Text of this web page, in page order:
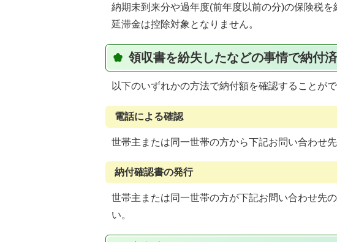
納期未到来分や過年度(前年度以前の分)の保険税を
延滞金は控除対象となりません。
領収書を紛失したなどの事情で納付
以下のいずれかの方法で納付額を確認することがで
電話による確認
世帯主または同一世帯の方から下記お問い合わせ
納付確認書の発行
世帯主または同一世帯の方が下記お問い合わせ先
い。